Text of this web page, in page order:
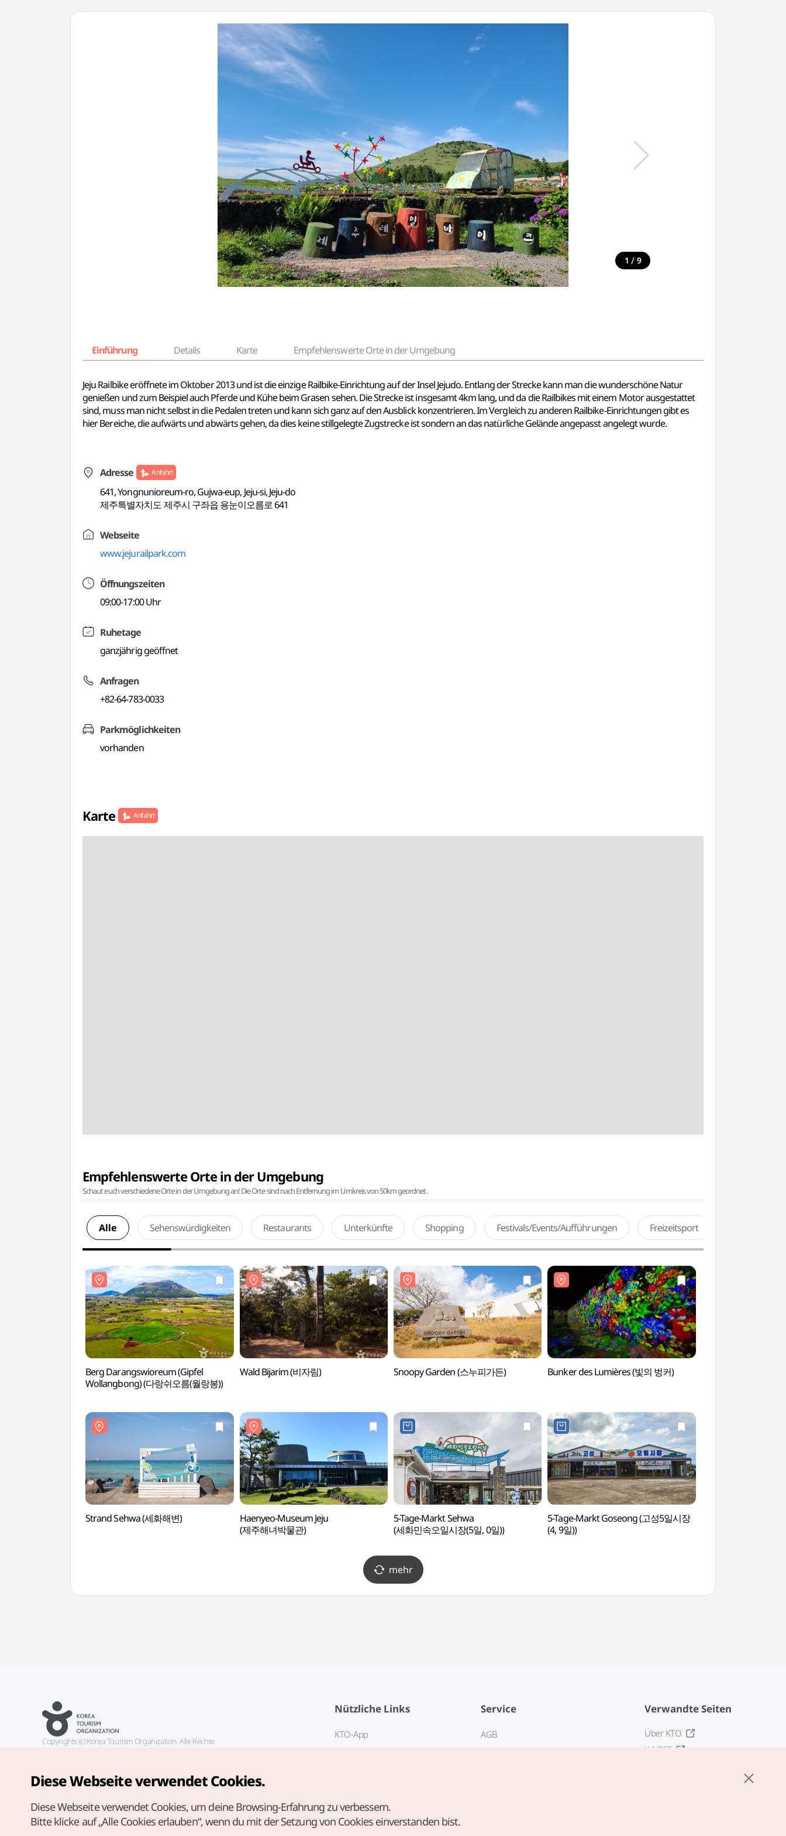
1 / 9
Einführung Details Karte Empfehlenswerte Orte in der Umgebung
Jeju Railbike eröffnete im Oktober 2013 und ist die einzige Railbike-Einrichtung auf der Insel Jejudo. Entlang der Strecke kann man die wunderschöne Natur
genießen und zum Beispiel auch Pferde und Kühe beim Grasen sehen. Die Strecke ist insgesamt 4km lang, und da die Railbikes mit einem Motor ausgestattet
sind, muss man nicht selbst in die Pedalen treten und kann sich ganz auf den Ausblick konzentrieren. Im Vergleich zu anderen Railbike-Einrichtungen gibt es
hier Bereiche, die aufwärts und abwärts gehen, da dies keine stillgelegte Zugstrecke ist sondern an das natürliche Gelände angepasst angelegt wurde.
Adresse Anfahrt
641, Yongnunioreum-ro, Gujwa-eup, Jeju-si, Jeju-do
제주특별자치도 제주시 구좌읍 용눈이오름로 641
Webseite
www.jejurailpark.com
Öffnungszeiten
09:00-17:00 Uhr
Ruhetage
ganzjährig geöffnet
Anfragen
+82-64-783-0033
Parkmöglichkeiten
vorhanden
Karte Anfahrt
Empfehlenswerte Orte in der Umgebung
Schaut euch verschiedene Orte in der Umgebung an! Die Orte sind nach Entfernung im Umkreis von 50km geordnet.
Alle Sehenswürdigkeiten Restaurants Unterkünfte Shopping Festivals/Events/Aufführungen Freizeitsport
Berg Darangswioreum (Gipfel
Wollangbong) (다랑쉬오름(월랑봉))
Wald Bijarim (비자림) Snoopy Garden (스누피가든) Bunker des Lumières (빛의 벙커)
Strand Sehwa (세화해변)
Haenyeo-Museum Jeju
(제주해녀박물관)
5-Tage-Markt Sehwa
(세화민속오일시장(5일, 0일))
5-Tage-Markt Goseong (고성5일시장
(4, 9일))
mehr
Nützliche Links
KTO-App
Service
AGB
Verwandte Seiten
Über KTO
K-MICE
Copyrights (c) Korea Tourism Organization. Alle Rechte
german@knto.or.kr
Diese Webseite verwendet Cookies.
Diese Webseite verwendet Cookies, um deine Browsing-Erfahrung zu verbessern.
Bitte klicke auf „Alle Cookies erlauben“, wenn du mit der Setzung von Cookies einverstanden bist.